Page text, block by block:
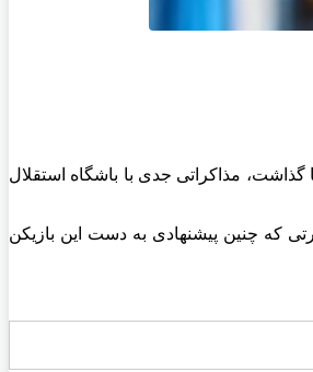
مذاکراتی جدی با باشگاه استقلال
که چنین پیشنهادی به دست این بازیکن